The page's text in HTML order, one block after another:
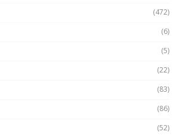
(472)
(6)
(5)
(22)
(83)
(86)
(52)